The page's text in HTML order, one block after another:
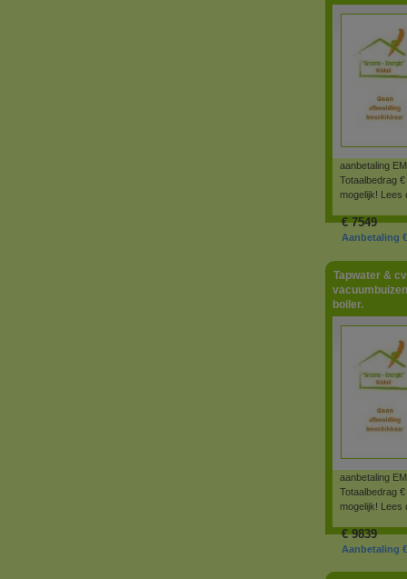
aanbetaling
Totaalbedrag
mogelijk! Lees
€7549
Aanbetaling
Tapwater &
boiler.
aanbetaling
Totaalbedrag
mogelijk! Lees
€9839
Aanbetaling